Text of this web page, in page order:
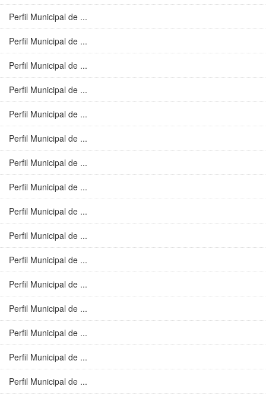
Perfil Municipal de ...
Perfil Municipal de ...
Perfil Municipal de ...
Perfil Municipal de ...
Perfil Municipal de ...
Perfil Municipal de ...
Perfil Municipal de ...
Perfil Municipal de ...
Perfil Municipal de ...
Perfil Municipal de ...
Perfil Municipal de ...
Perfil Municipal de ...
Perfil Municipal de ...
Perfil Municipal de ...
Perfil Municipal de ...
Perfil Municipal de ...